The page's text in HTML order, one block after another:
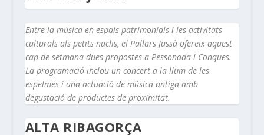
Entre la música en espais patrimonials i les activitats
culturals als petits nuclis, el Pallars Jussà ofereix aquest
cap de setmana dues propostes a Pessonada i Conques.
La programació inclou un concert a la llum de les
espelmes i una actuació de música antiga amb
degustació de productes de proximitat.
ALTA RIBAGORÇA